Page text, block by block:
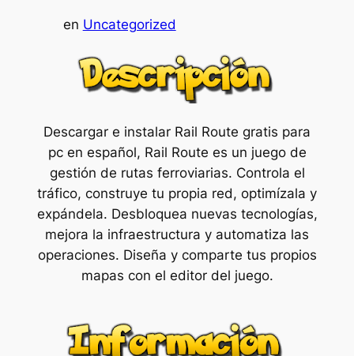
en Uncategorized
Descargar e instalar Rail Route gratis para
pc en español, Rail Route es un juego de
gestión de rutas ferroviarias. Controla el
tráfico, construye tu propia red, optimízala y
expándela. Desbloquea nuevas tecnologías,
mejora la infraestructura y automatiza las
operaciones. Diseña y comparte tus propios
mapas con el editor del juego.